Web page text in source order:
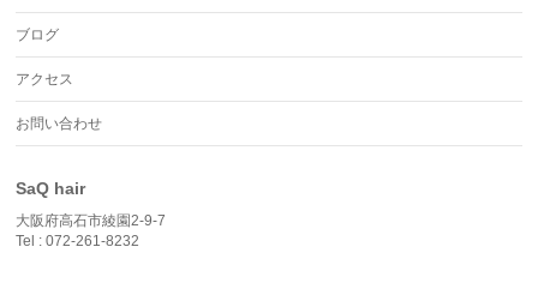
ブログ
アクセス
お問い合わせ
SaQ hair
大阪府高石市綾園2-9-7
Tel : 072-261-8232